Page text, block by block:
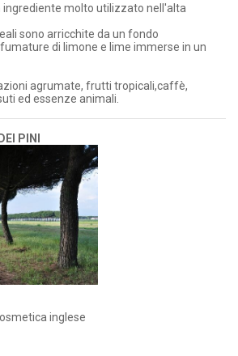
ingrediente molto utilizzato nell'alta
sono arricchite da un fondo
di limone e lime immerse in un
agrumate, frutti tropicali,caffè,
ed essenze animali.
PINI
inglese